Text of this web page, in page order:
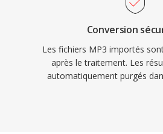
Conversion
Les fichiers MP3 importés
après le traitement. Les
automatiquement purgés